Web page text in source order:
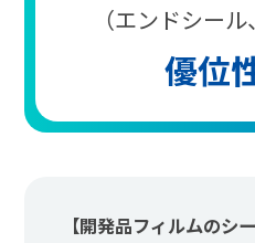
（エンドシー
優位
【開発品フィルムのシ